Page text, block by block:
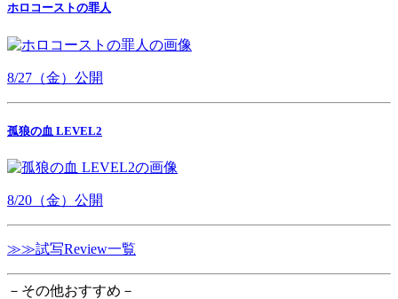
ホロコーストの罪人
8/27（金）公開
孤狼の血 LEVEL2
8/20（金）公開
≫≫試写Review一覧
－その他おすすめ－